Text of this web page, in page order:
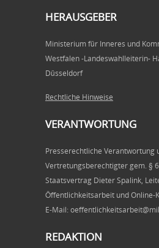
HERAUSGEBER
Ministerium für Inneres und
Westfalen -Landeswahlleiterin-
Düsseldorf
Rechtliche Hinweise
VERANTWORTUNG
Presserechtliche Verantwortung
Vertretungsberechtigter gem. §
Staatsvertrag Dieter Spalink,
Öffentlichkeitsarbeit und Online-
E-Mail:
REDAKTION